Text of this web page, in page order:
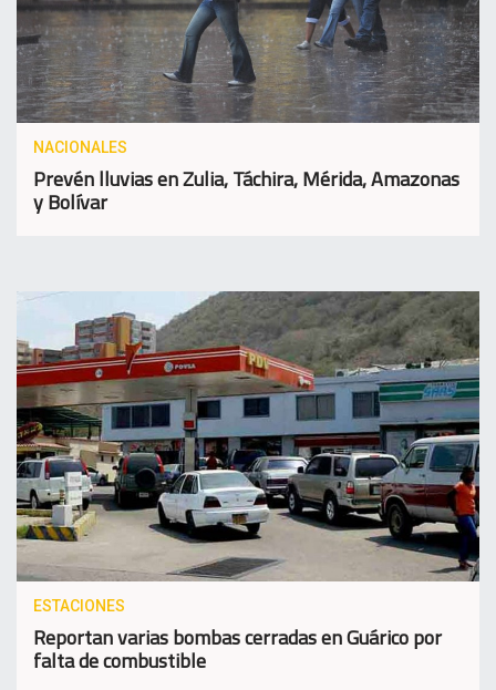
NACIONALES
Prevén lluvias en Zulia, Táchira, Mérida, Amazonas
y Bolívar
ESTACIONES
Reportan varias bombas cerradas en Guárico por
falta de combustible